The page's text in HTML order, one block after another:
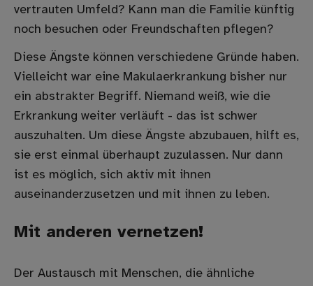
vertrauten Umfeld? Kann man die Familie künftig
noch besuchen oder Freundschaften pflegen?
Diese Ängste können verschiedene Gründe haben.
Vielleicht war eine Makulaerkrankung bisher nur
ein abstrakter Begriff. Niemand weiß, wie die
Erkrankung weiter verläuft - das ist schwer
auszuhalten. Um diese Ängste abzubauen, hilft es,
sie erst einmal überhaupt zuzulassen. Nur dann
ist es möglich, sich aktiv mit ihnen
auseinanderzusetzen und mit ihnen zu leben.
Mit anderen vernetzen!
Der Austausch mit Menschen, die ähnliche